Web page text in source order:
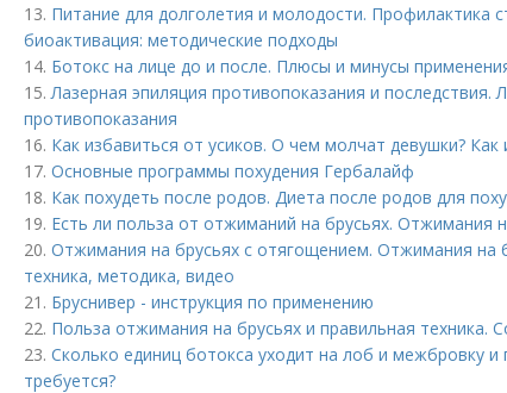
13. Питание для долголетия и молодости. Профилактика
биоактивация: методические подходы
14. Ботокс на лице до и после. Плюсы и минусы
15.Лазерная эпиляция противопоказания и последствия.
противопоказания
16. Как избавиться от усиков. О чем молчат девушки? Как
17. Основные программы похудения Гербалайф
18. Как похудеть после родов. Диета после родов для
19. Есть ли польза от отжиманий на брусьях. Отжимания
20. Отжимания на брусьях с отягощением. Отжимания на
техника, методика, видео
21. Бруснивер - инструкция по применению
22. Польза отжимания на брусьях и правильная техника.
23. Сколько единиц ботокса уходит на лоб и межбровку и
требуется?